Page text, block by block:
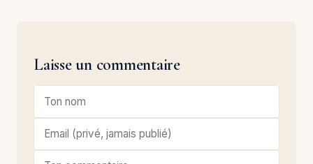
Laisse un commentaire